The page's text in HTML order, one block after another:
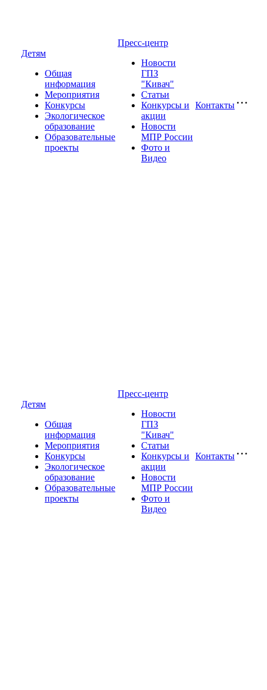
Детям
Общая
информация
Мероприятия
Конкурсы
Экологическое
образование
Образовательные
проекты
Пресс-центр
Новости
ГПЗ
"Кивач"
Статьи
Конкурсы и
акции
Новости
МПР России
Фото и
Видео
Контакты
Детям
Общая
информация
Мероприятия
Конкурсы
Экологическое
образование
Образовательные
проекты
Пресс-центр
Новости
ГПЗ
"Кивач"
Статьи
Конкурсы и
акции
Новости
МПР России
Фото и
Видео
Контакты